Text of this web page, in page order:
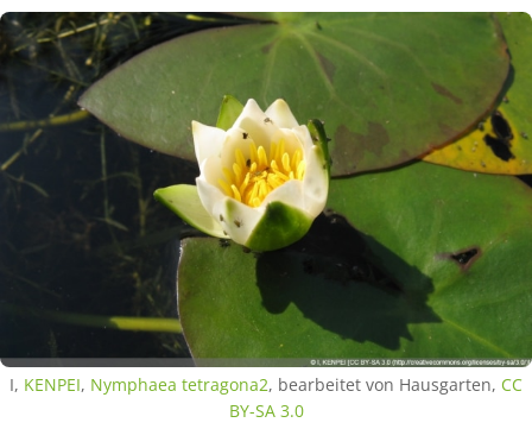
I, KENPEI, Nymphaea tetragona2, bearbeitet von Hausgarten, CC
BY-SA 3.0